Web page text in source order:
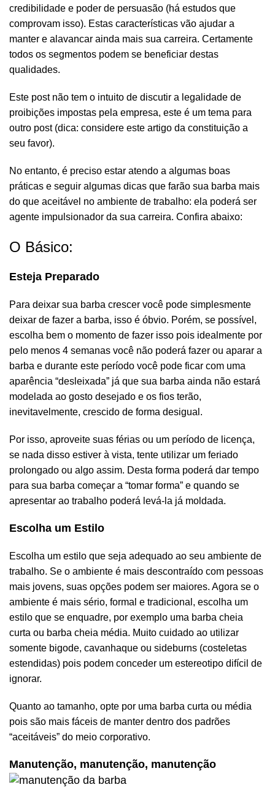
credibilidade e poder de persuasão (há estudos que
comprovam isso). Estas características vão ajudar a
manter e alavancar ainda mais sua carreira. Certamente
todos os segmentos podem se beneficiar destas
qualidades.
Este post não tem o intuito de discutir a legalidade de
proibições impostas pela empresa, este é um tema para
outro post (dica: considere este artigo da constituição a
seu favor).
No entanto, é preciso estar atendo a algumas boas
práticas e seguir algumas dicas que farão sua barba mais
do que aceitável no ambiente de trabalho: ela poderá ser
agente impulsionador da sua carreira. Confira abaixo:
O Básico:
Esteja Preparado
Para deixar sua barba crescer você pode simplesmente
deixar de fazer a barba, isso é óbvio. Porém, se possível,
escolha bem o momento de fazer isso pois idealmente por
pelo menos 4 semanas você não poderá fazer ou aparar a
barba e durante este período você pode ficar com uma
aparência “desleixada” já que sua barba ainda não estará
modelada ao gosto desejado e os fios terão,
inevitavelmente, crescido de forma desigual.
Por isso, aproveite suas férias ou um período de licença,
se nada disso estiver à vista, tente utilizar um feriado
prolongado ou algo assim. Desta forma poderá dar tempo
para sua barba começar a “tomar forma” e quando se
apresentar ao trabalho poderá levá-la já moldada.
Escolha um Estilo
Escolha um estilo que seja adequado ao seu ambiente de
trabalho. Se o ambiente é mais descontraído com pessoas
mais jovens, suas opções podem ser maiores. Agora se o
ambiente é mais sério, formal e tradicional, escolha um
estilo que se enquadre, por exemplo uma barba cheia
curta ou barba cheia média. Muito cuidado ao utilizar
somente bigode, cavanhaque ou sideburns (costeletas
estendidas) pois podem conceder um estereotipo difícil de
ignorar.
Quanto ao tamanho, opte por uma barba curta ou média
pois são mais fáceis de manter dentro dos padrões
“aceitáveis” do meio corporativo.
Manutenção, manutenção, manutenção